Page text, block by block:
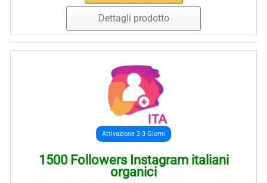
Dettagli prodotto
Attivazione 2-3 Giorni
1500 Followers Instagram italiani
organici